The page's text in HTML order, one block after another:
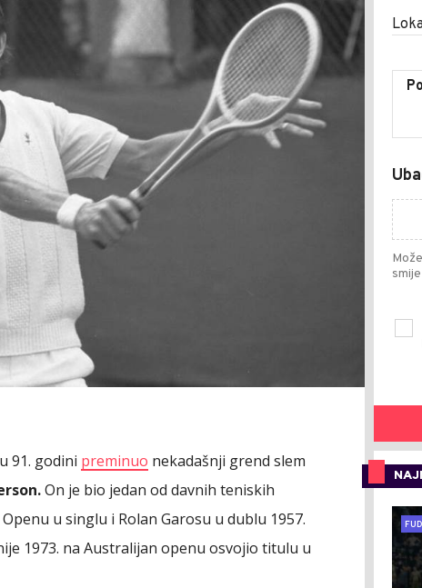
91. godini preminuo nekadašnji grend slem
On je bio jedan od davnih teniskih
u singlu i Rolan Garosu u dublu 1957.
1973. na Australijan openu osvojio titulu u